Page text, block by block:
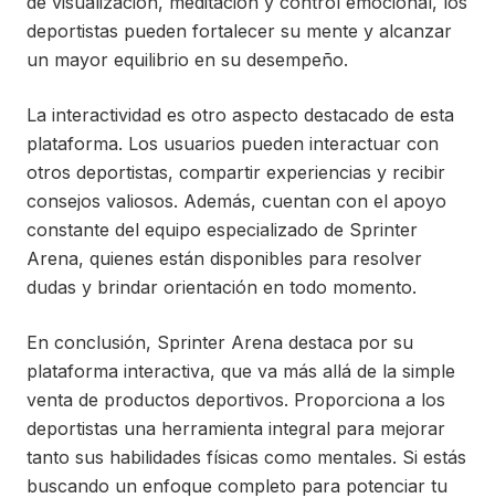
deportistas pueden fortalecer su mente y alcanzar
un mayor equilibrio en su desempeño.
La interactividad es otro aspecto destacado de esta
plataforma. Los usuarios pueden interactuar con
otros deportistas, compartir experiencias y recibir
consejos valiosos. Además, cuentan con el apoyo
constante del equipo especializado de Sprinter
Arena, quienes están disponibles para resolver
dudas y brindar orientación en todo momento.
En conclusión, Sprinter Arena destaca por su
plataforma interactiva, que va más allá de la simple
venta de productos deportivos. Proporciona a los
deportistas una herramienta integral para mejorar
tanto sus habilidades físicas como mentales. Si estás
buscando un enfoque completo para potenciar tu